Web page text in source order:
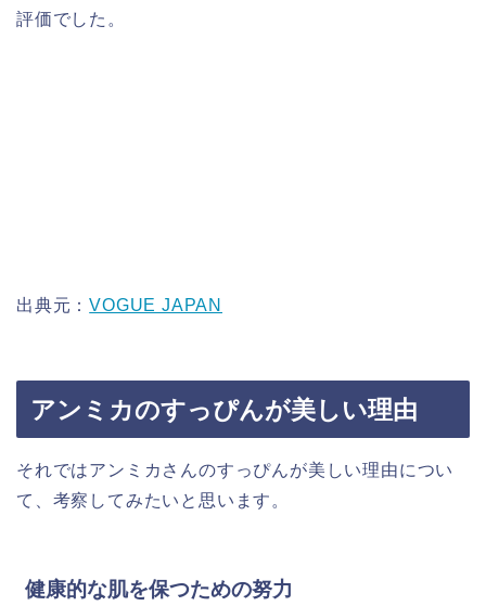
評価でした。
出典元：VOGUE JAPAN
アンミカのすっぴんが美しい理由
それではアンミカさんのすっぴんが美しい理由につい
て、考察してみたいと思います。
健康的な肌を保つための努力